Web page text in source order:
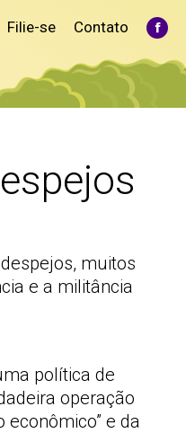
Filie-se Contato
muitos
e a militância
política de
operação
e da